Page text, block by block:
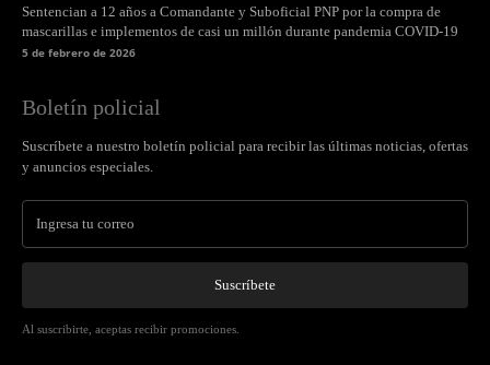
Sentencian a 12 años a Comandante y Suboficial PNP por la compra de
mascarillas e implementos de casi un millón durante pandemia COVID-19
5 de febrero de 2026
Boletín policial
Suscríbete a nuestro boletín policial para recibir las últimas noticias, ofertas
y anuncios especiales.
Suscríbete
Al suscribirte, aceptas recibir promociones.